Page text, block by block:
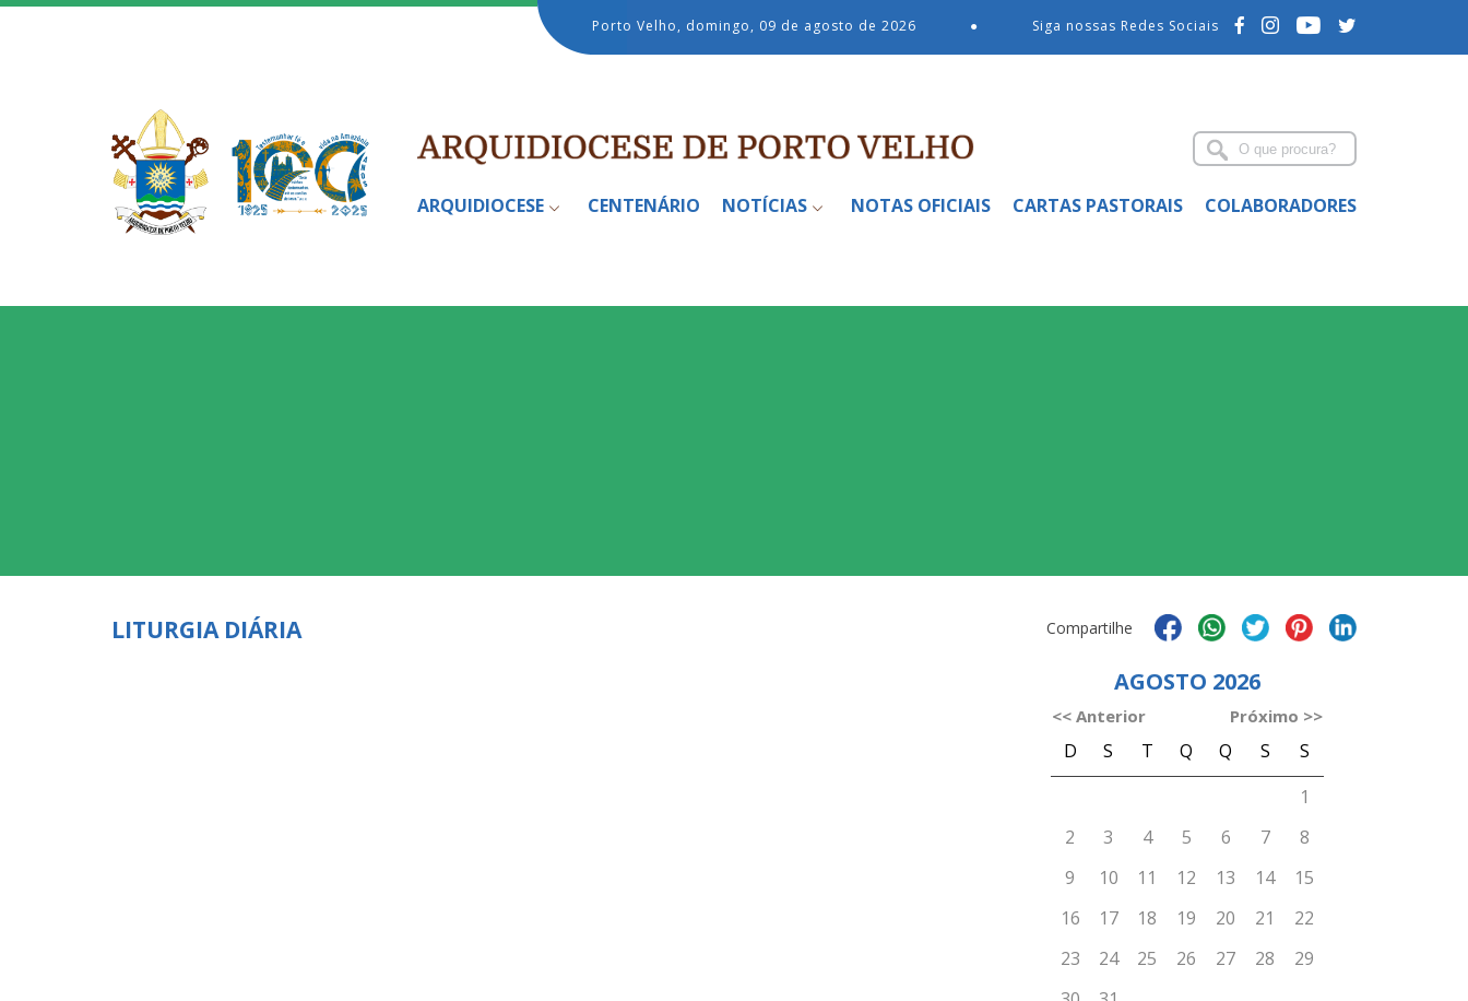
Porto Velho, domingo, 09 de agosto de 2026 ● Siga nossas Redes Sociais
ARQUIDIOCESE CENTENÁRIO NOTÍCIAS NOTAS OFICIAIS CARTAS PASTORAIS COLABORADORES
LITURGIA DIÁRIA Compartilhe